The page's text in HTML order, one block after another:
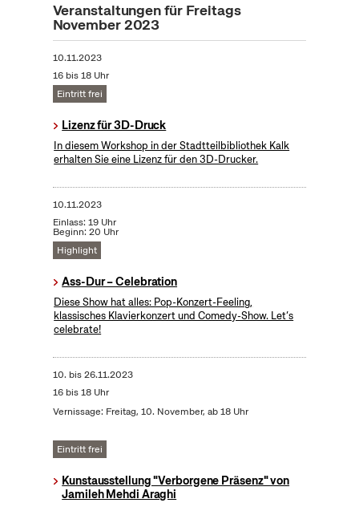
Veranstaltungen für Freitags
November 2023
10.11.2023
16 bis 18 Uhr
Eintritt frei
Lizenz für 3D-Druck
In diesem Workshop in der Stadtteilbibliothek Kalk
erhalten Sie eine Lizenz für den 3D-Drucker.
10.11.2023
Einlass: 19 Uhr
Beginn: 20 Uhr
Highlight
Ass-Dur – Celebration
Diese Show hat alles: Pop-Konzert-Feeling,
klassisches Klavierkonzert und Comedy-Show. Let’s
celebrate!
10. bis26.11.2023
16 bis 18 Uhr
Vernissage: Freitag, 10. November, ab 18 Uhr
Eintritt frei
Kunstausstellung "Verborgene Präsenz" von
Jamileh Mehdi Araghi